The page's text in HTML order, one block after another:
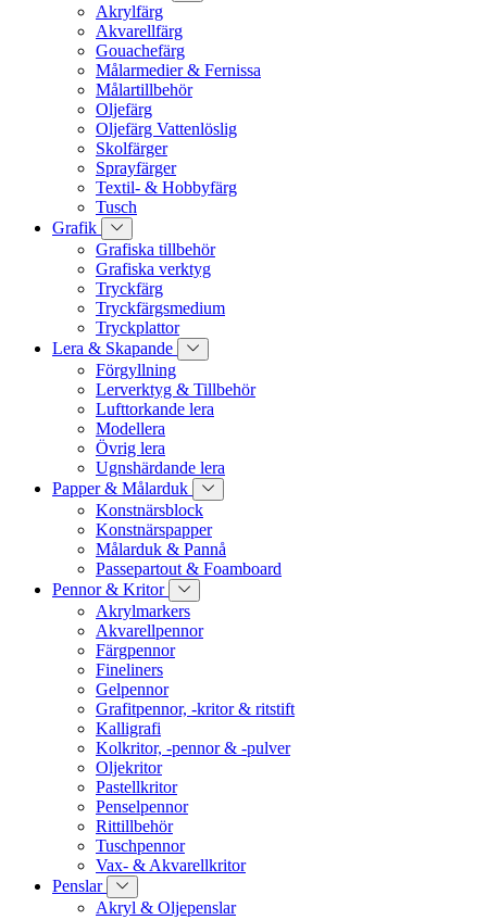
Akrylfärg
Akvarellfärg
Gouachefärg
Målarmedier & Fernissa
Målartillbehör
Oljefärg
Oljefärg Vattenlöslig
Skolfärger
Sprayfärger
Textil- & Hobbyfärg
Tusch
Grafik
Grafiska tillbehör
Grafiska verktyg
Tryckfärg
Tryckfärgsmedium
Tryckplattor
Lera & Skapande
Förgyllning
Lerverktyg & Tillbehör
Lufttorkande lera
Modellera
Övrig lera
Ugnshärdande lera
Papper & Målarduk
Konstnärsblock
Konstnärspapper
Målarduk & Pannå
Passepartout & Foamboard
Pennor & Kritor
Akrylmarkers
Akvarellpennor
Färgpennor
Fineliners
Gelpennor
Grafitpennor, -kritor & ritstift
Kalligrafi
Kolkritor, -pennor & -pulver
Oljekritor
Pastellkritor
Penselpennor
Rittillbehör
Tuschpennor
Vax- & Akvarellkritor
Penslar
Akryl & Oljepenslar